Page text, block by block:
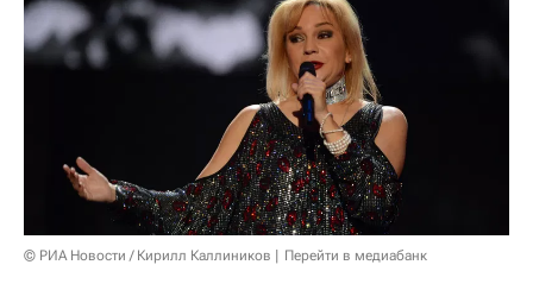
© РИА Новости / Кирилл Каллиников Перейти в медиабанк